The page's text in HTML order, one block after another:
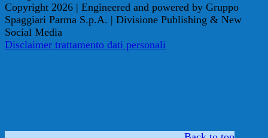
Copyright 2026 | Engineered and powered by Gruppo
Spaggiari Parma S.p.A. | Divisione Publishing & New
Social Media
Disclaimer trattamento dati personali